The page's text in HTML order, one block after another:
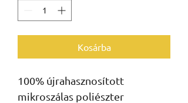
Kosárba
100% újrahasznosított
mikroszálas poliészter